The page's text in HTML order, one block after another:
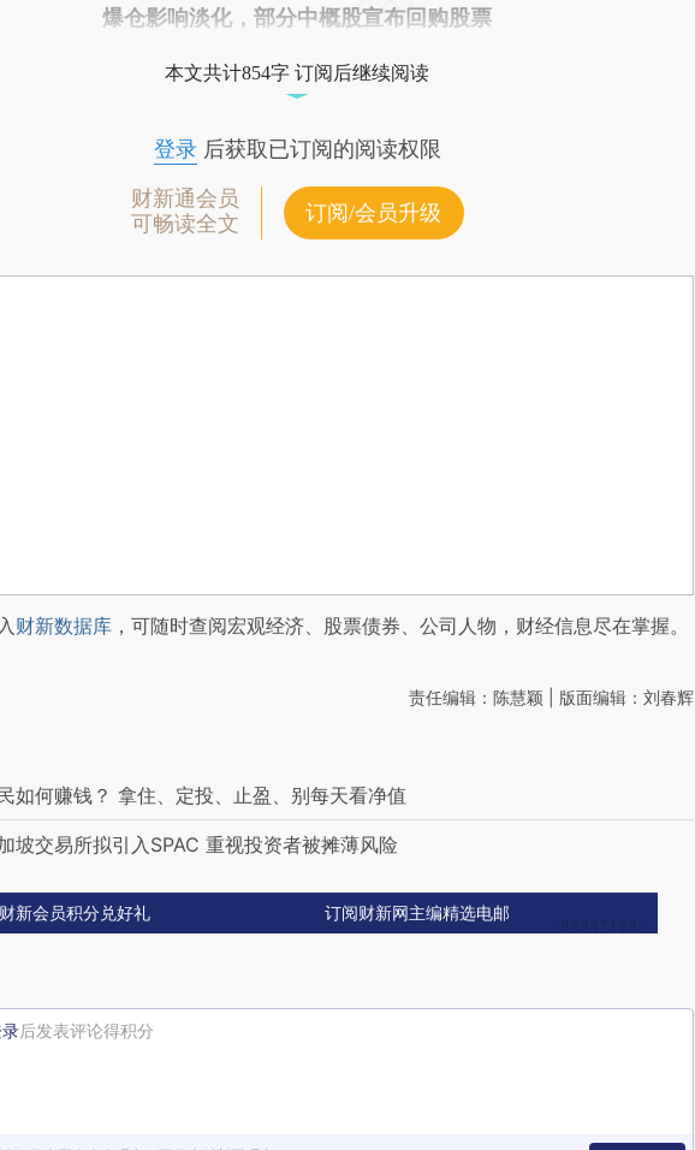
爆仓影响淡化，部分中概股宣布回购股票
本文共计854字 订阅后继续阅读
登录后获取已订阅的阅读权限
财新通会员
可畅读全文
订阅/会员升级
财新数据库 ，可随时查阅宏观经济、股票债券、公司人物，财经信息尽在掌握。
责任编辑：陈慧颖 | 版面编辑：刘春辉
如何赚钱？ 拿住、定投、止盈、别每天看净值
坡交易所拟引入SPAC 重视投资者被摊薄风险
财新会员积分兑好礼 订阅财新网主编精选电邮
后发表评论得积分